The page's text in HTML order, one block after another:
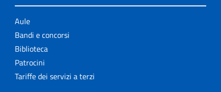
Aule
Bandi e concorsi
Biblioteca
Patrocini
Tariffe dei servizi a terzi